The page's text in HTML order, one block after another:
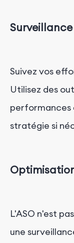
Suivez vos
Utilisez des
performances
stratégie si
L'ASO n'est
une